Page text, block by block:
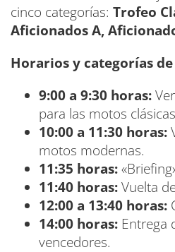
cinco categorías: Trofeo
Aficionados A,
Horarios y categorías
9:00 a 9:30 horas:
para las motos
10:00 a 11:30 horas:
motos modernas.
11:35 horas:
11:40 horas:Vuelta
12:00 a 13:40 horas:
14:00 horas: Entrega
vencedores.